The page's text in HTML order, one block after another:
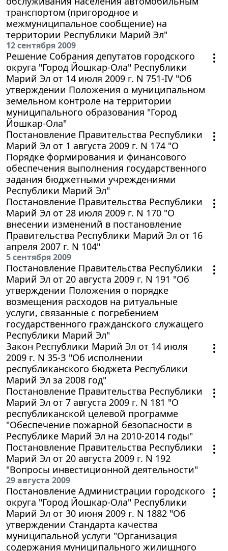
транспортом (пригородное и
межмуниципальное сообщение) на
территории Республики Марий Эл"
12 сентября 2009
Решение Собрания депутатов городского
округа "Город Йошкар-Ола" Республики
Марий Эл от 14 июля 2009 г. N 751-IV "Об
утверждении Положения о муниципальном
земельном контроле на территории
муниципального образования "Город
Йошкар-Ола"
Постановление Правительства Республики
Марий Эл от 1 августа 2009 г. N 174 "О
Порядке формирования и финансового
обеспечения выполнения государственного
задания бюджетными учреждениями
Республики Марий Эл"
Постановление Правительства Республики
Марий Эл от 28 июля 2009 г. N 170 "О
внесении изменений в постановление
Правительства Республики Марий Эл от 16
апреля 2007 г. N 104"
5 сентября 2009
Постановление Правительства Республики
Марий Эл от 20 августа 2009 г. N 191 "Об
утверждении Положения о порядке
возмещения расходов на ритуальные
услуги, связанные с погребением
государственного гражданского служащего
Республики Марий Эл"
Закон Республики Марий Эл от 14 июля
2009 г. N 35-З "Об исполнении
республиканского бюджета Республики
Марий Эл за 2008 год"
Постановление Правительства Республики
Марий Эл от 7 августа 2009 г. N 181 "О
республиканской целевой программе
"Обеспечение пожарной безопасности в
Республике Марий Эл на 2010-2014 годы"
Постановление Правительства Республики
Марий Эл от 20 августа 2009 г. N 192
"Вопросы инвестиционной деятельности"
29 августа 2009
Постановление Администрации городского
округа "Город Йошкар-Ола" Республики
Марий Эл от 30 июня 2009 г. N 1882 "Об
утверждении Стандарта качества
муниципальной услуги "Организация
содержания муниципального жилищного